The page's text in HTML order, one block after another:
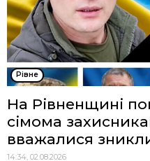
Рівне
На Рівненщині
сімома
вважалися
14:34, 02.08.2026